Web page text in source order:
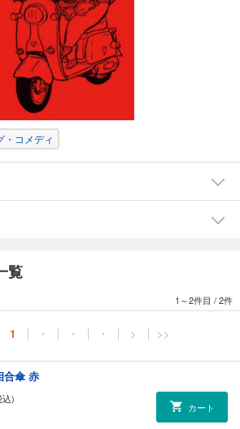
・コメディ
覧
1～2件目 /2件
1 ・ ・ ・ > >>
合傘 赤
込)
カート